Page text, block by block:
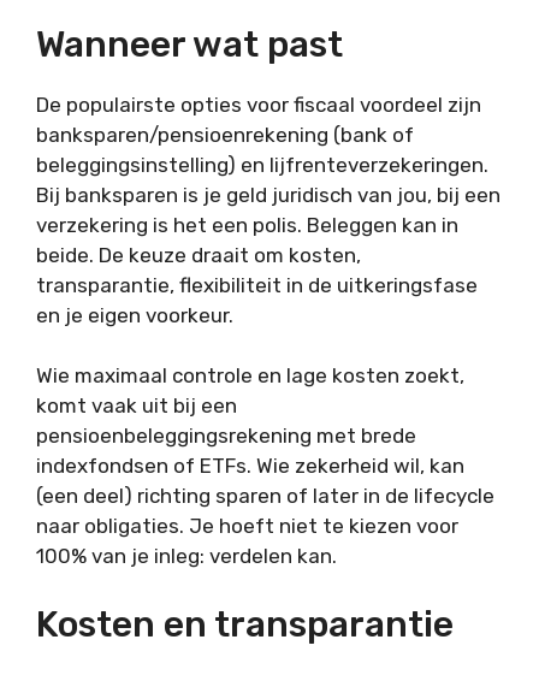
Wanneer wat past
De populairste opties voor fiscaal voordeel zijn
banksparen/pensioenrekening (bank of
beleggingsinstelling) en lijfrenteverzekeringen.
Bij banksparen is je geld juridisch van jou, bij een
verzekering is het een polis. Beleggen kan in
beide. De keuze draait om kosten,
transparantie, flexibiliteit in de uitkeringsfase
en je eigen voorkeur.
Wie maximaal controle en lage kosten zoekt,
komt vaak uit bij een
pensioenbeleggingsrekening met brede
indexfondsen of ETFs. Wie zekerheid wil, kan
(een deel) richting sparen of later in de lifecycle
naar obligaties. Je hoeft niet te kiezen voor
100% van je inleg: verdelen kan.
Kosten en transparantie